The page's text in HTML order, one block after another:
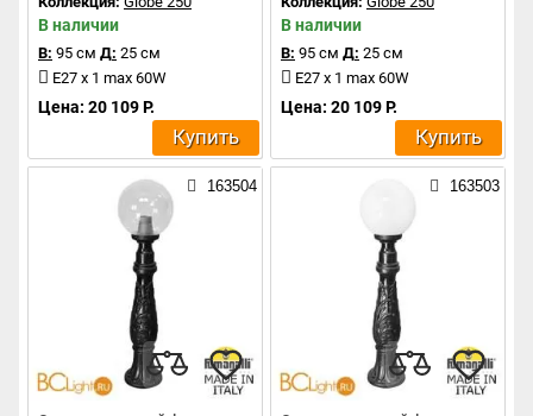
В наличии
В: 95 см Д: 25 см
E27 x 1 max 60W
Цена: 20 109 Р.
Купить
В наличии
В: 95 см Д: 25 см
E27 x 1 max 60W
Цена: 20 109 Р.
Купить
163504 163503